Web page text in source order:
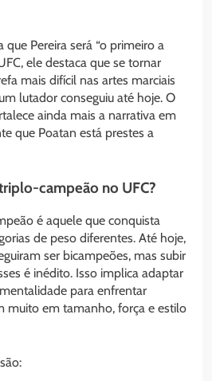
Pereira será “o primeiro a
ele destaca que se tornar
mais difícil nas artes marciais
lutador conseguiu até hoje. O
ainda mais a narrativa em
que Poatan está prestes a
campeão no UFC?
é aquele que conquista
de peso diferentes. Até hoje,
ser bicampeões, mas subir
é inédito. Isso implica adaptar
para enfrentar
muito em tamanho, força e estilo